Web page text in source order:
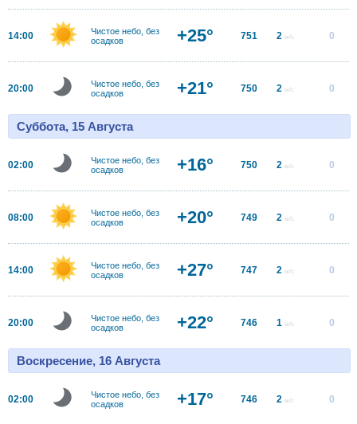
14:00
Чистое небо, без
осадков
+25° 751 2 м/с 0
20:00
Чистое небо, без
осадков
+21° 750 2 м/с 0
Суббота, 15 Августа
02:00
Чистое небо, без
осадков
+16° 750 2 м/с 0
08:00
Чистое небо, без
осадков
+20° 749 2 м/с 0
14:00
Чистое небо, без
осадков
+27° 747 2 м/с 0
20:00
Чистое небо, без
осадков
+22° 746 1 м/с 0
Воскресение, 16 Августа
02:00
Чистое небо, без
осадков
+17° 746 2 м/с 0